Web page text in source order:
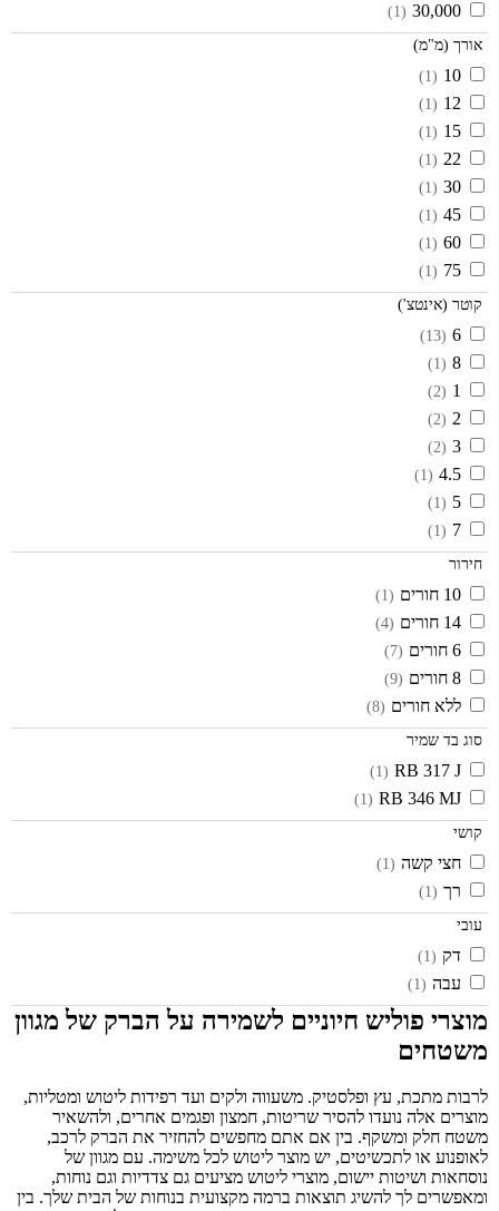
30,000
(1)
אורך (מ"מ)
10
(1)
12
(1)
15
(1)
22
(1)
30
(1)
45
(1)
60
(1)
75
(1)
קוטר (אינטצ')
6
(13)
8
(1)
1
(2)
2
(2)
3
(2)
4.5
(1)
5
(1)
7
(1)
חירור
10 חורים (1)
14 חורים (4)
6 חורים (7)
8 חורים (9)
ללא חורים (8)
סוג בד שמיר
RB 317 J
(1)
RB 346 MJ
(1)
קושי
חצי קשה (1)
רך (1)
עובי
דק (1)
עבה (1)
מוצרי פוליש חיוניים לשמירה על הברק של מגוון
משטחים
לרבות מתכת, עץ ופלסטיק. משעווה ולקים ועד רפידות ליטוש ומטליות,
מוצרים אלה נועדו להסיר שריטות, חמצון ופגמים אחרים, ולהשאיר
משטח חלק ומשקף. בין אם אתם מחפשים להחזיר את הברק לרכב,
לאופנוע או לתכשיטים, יש מוצר ליטוש לכל משימה. עם מגוון של
נוסחאות ושיטות יישום, מוצרי ליטוש מציעים גם צדדיות וגם נוחות,
ומאפשרים לך להשיג תוצאות ברמה מקצועית בנוחות של הבית שלך. בין